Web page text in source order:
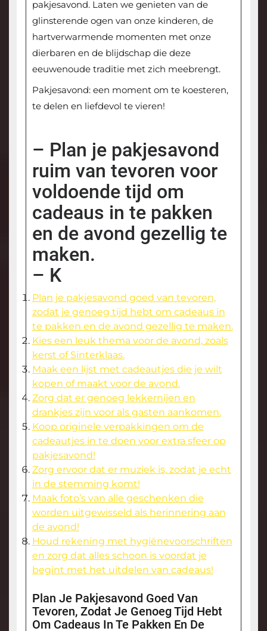
pakjesavond. Laten we genieten van de
glinsterende ogen van onze kinderen, de
hartverwarmende momenten met onze
dierbaren en de blijdschap die deze
eeuwenoude traditie met zich meebrengt.
Pakjesavond: een moment om te koesteren,
te delen en liefdevol te vieren!
– Plan je pakjesavond
ruim van tevoren voor
voldoende tijd om
cadeaus in te pakken
en de avond gezellig te
maken.
– K
Plan je pakjesavond goed van tevoren,
zodat je genoeg tijd hebt om cadeaus in
te pakken en de avond gezellig te maken.
Kies een leuk thema voor de avond, zoals
kerst of Sinterklaas.
Maak een lijst met cadeautjes die je wilt
kopen of maakt voor de avond.
Zorg dat er genoeg lekkernijen en
drankjes zijn voor als gasten aankomen.
Koop originele verpakkingen om de
cadeautjes in te doen voor extra sfeer op
pakjesavond!
Zorg ervoor dat er muziek is, zodat je echt
in de stemming komt!
Maak foto’s van alle geschenken die
worden uitgewisseld als herinnering aan
de avond!
Houd rekening met hygiënevoorschriften
en zorg dat alles schoon is voordat je
begint met het uitdelen van cadeaus!
Plan Je Pakjesavond Goed Van
Tevoren, Zodat Je Genoeg Tijd Hebt
Om Cadeaus In Te Pakken En De